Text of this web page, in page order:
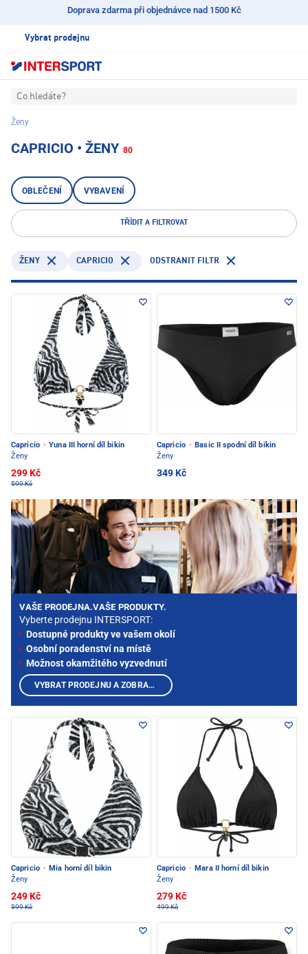
Doprava zdarma při objednávce nad 1500 Kč
Vybrat prodejnu
Co hledáte?
Ženy
CAPRICIO • ŽENY 80
OBLEČENÍ VYBAVENÍ
TŘÍDIT A FILTROVAT
ŽENY CAPRICIO ODSTRANIT FILTR
Capricio · Yuna III horní díl bikin
Ženy
299 Kč
599 Kč
Capricio · Basic II spodní díl bikin
Ženy
349 Kč
Capricio · Mia horní díl bikin
Ženy
249 Kč
599 Kč
Capricio · Mara II horní díl bikin
Ženy
279 Kč
499 Kč
VAŠE PRODEJNA.VAŠE PRODUKTY.
Vyberte prodejnu INTERSPORT:
Dostupné produkty ve vašem okolí
Osobní poradenství na místě
Možnost okamžitého vyzvednutí
VYBRAT PRODEJNU A ZOBRAZIT PRODUKTY